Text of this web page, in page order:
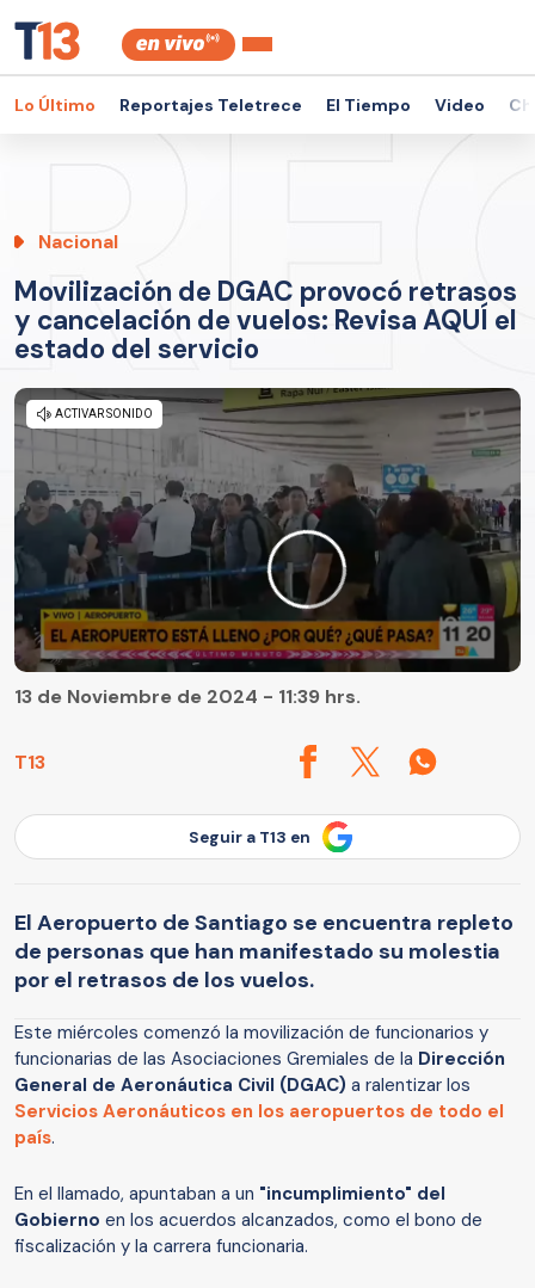
Lo Último Reportajes Teletrece El Tiempo Video
Nacional
Movilización de DGAC provocó retrasos
y cancelación de vuelos: Revisa AQUÍ el
estado del servicio
T13
13 de Noviembre de 2024 - 11:39 hrs.
Seguir a T13 en
El Aeropuerto de Santiago se encuentra repleto
de personas que han manifestado su molestia
por el retrasos de los vuelos.
Este miércoles comenzó la movilización de funcionarios y
funcionarias de las Asociaciones Gremiales de la Dirección
General de Aeronáutica Civil (DGAC) a ralentizar los
Servicios Aeronáuticos en los aeropuertos de todo el
país.
En el llamado, apuntaban a un "incumplimiento" del
Gobierno en los acuerdos alcanzados, como el bono de
fiscalización y la carrera funcionaria.